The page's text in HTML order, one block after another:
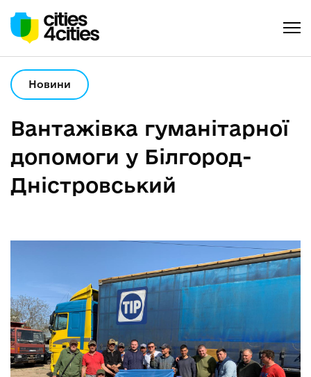
Новини
Вантажівка гуманітарної
допомоги у Білгород-
Дністровський